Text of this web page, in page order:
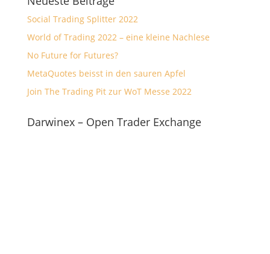
Social Trading Splitter 2022
World of Trading 2022 – eine kleine Nachlese
No Future for Futures?
MetaQuotes beisst in den sauren Apfel
Join The Trading Pit zur WoT Messe 2022
Darwinex – Open Trader Exchange